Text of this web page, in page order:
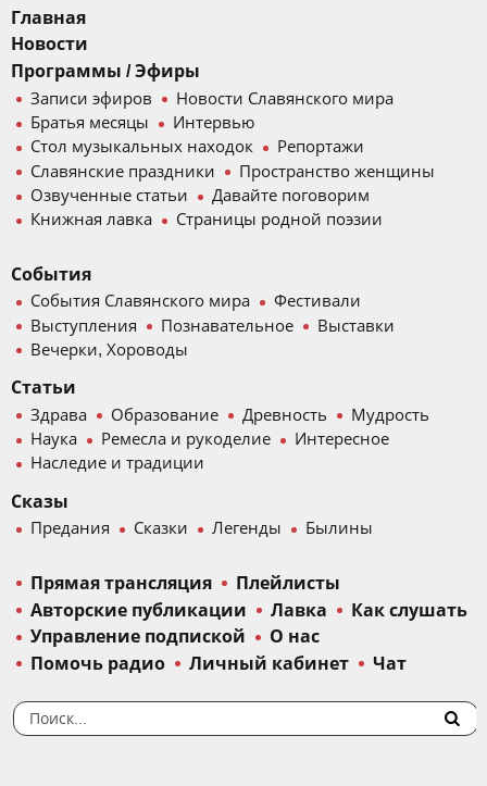
Главная
Новости
Программы / Эфиры
Записи эфиров
Новости Славянского мира
Братья месяцы
Интервью
Стол музыкальных находок
Репортажи
Славянские праздники
Пространство женщины
Озвученные статьи
Давайте поговорим
Книжная лавка
Страницы родной поэзии
События
События Славянского мира
Фестивали
Выступления
Познавательное
Выставки
Вечерки, Хороводы
Статьи
Здрава Образование Древность
Мудрость
Наука
Ремесла и рукоделие
Интересное
Наследие и традиции
Сказы
Предания Сказки Легенды Былины
Прямая трансляция
Плейлисты
Авторские публикации
Лавка
Как слушать
Управление подпиской
О нас
Помочь радио
Личный кабинет Чат